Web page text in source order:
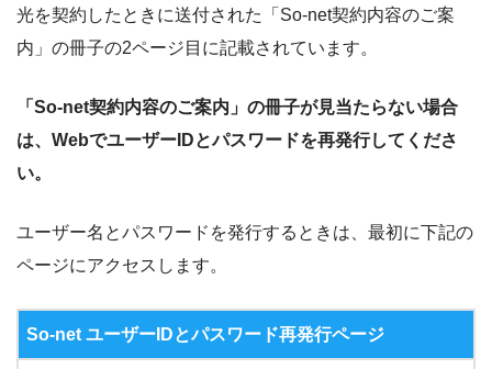
光を契約したときに送付された「So-net契約内容のご案
内」の冊子の2ページ目に記載されています。
「So-net契約内容のご案内」の冊子が見当たらない場合
は、WebでユーザーIDとパスワードを再発行してくださ
い。
ユーザー名とパスワードを発行するときは、最初に下記の
ページにアクセスします。
So-net ユーザーIDとパスワード再発行ページ